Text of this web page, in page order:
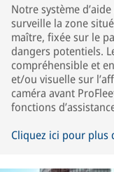
Notre système
surveille la zone
maître, fixée sur le
dangers potentiels.
compréhensible et
et/ou visuelle sur
caméra avant
fonctions
Cliquez ici pour plus